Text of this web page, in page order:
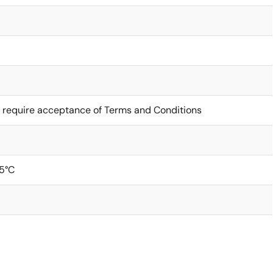
require acceptance of Terms and Conditions